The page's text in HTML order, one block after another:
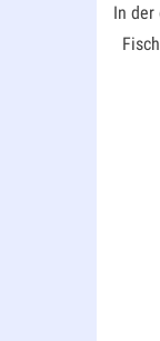
In der